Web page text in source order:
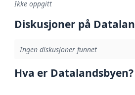
Ikke oppgitt
Diskusjoner på
Ingen diskusjoner funnet
Hva er Datalandsbyen?